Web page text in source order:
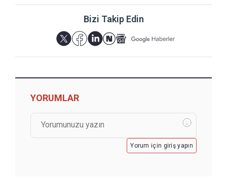
Bizi Takip Edin
YORUMLAR
Yorum için giriş yapın